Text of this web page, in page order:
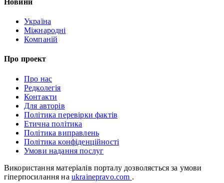
Україна
Міжнародні
Компаній
Про проект
Про нас
Редколегія
Контакти
Для авторів
Політика перевірки фактів
Етична політика
Політика виправлень
Політика конфіденційності
Умови надання послуг
Використання матеріалів порталу дозволяється за умови
гіперпосилання на ukrainepravo.com .